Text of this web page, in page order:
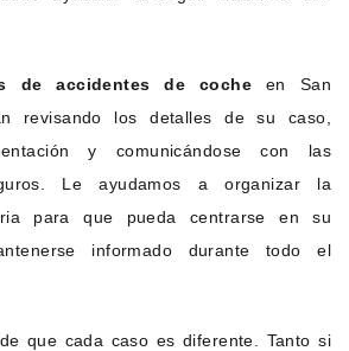
de accidentes de coche en San
revisando los detalles de su caso,
y comunicándose con las
Le ayudamos a organizar la
para que pueda centrarse en su
informado durante todo el
que cada caso es diferente. Tanto si